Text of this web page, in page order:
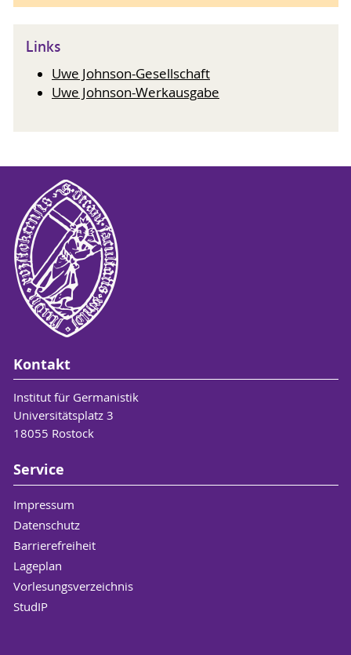
Links
Uwe Johnson-Gesellschaft
Uwe Johnson-Werkausgabe
Kontakt
Institut für Germanistik
Universitätsplatz 3
18055 Rostock
Service
Impressum
Datenschutz
Barrierefreiheit
Lageplan
Vorlesungsverzeichnis
StudIP